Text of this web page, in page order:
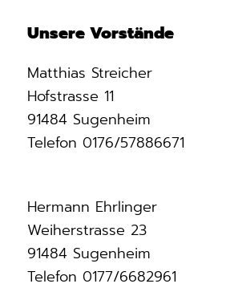
Unsere Vorstände
Matthias Streicher
Hofstrasse 11
91484 Sugenheim
Telefon 0176/57886671
Hermann Ehrlinger
Weiherstrasse 23
91484 Sugenheim
Telefon 0177/6682961